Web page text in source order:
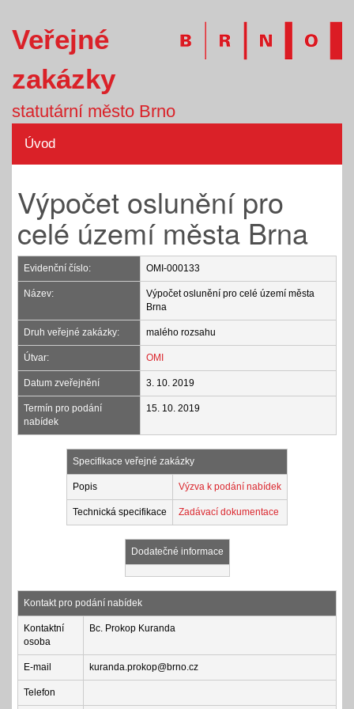
Veřejné
zakázky
statutární město Brno
Úvod
Výpočet oslunění pro
celé území města Brna
Evidenční číslo: OMI-000133
Název:
Výpočet oslunění pro celé území města
Brna
Druh veřejné zakázky: malého rozsahu
Útvar: OMI
Datum zveřejnění 3. 10. 2019
Termín pro podání
nabídek
15. 10. 2019
Specifikace veřejné zakázky
Popis Výzva k podání nabídek
Technická specifikace Zadávací dokumentace
Dodatečné informace
Kontakt pro podání nabídek
Kontaktní
osoba
Bc. Prokop Kuranda
E-mail kuranda.prokop@brno.cz
Telefon